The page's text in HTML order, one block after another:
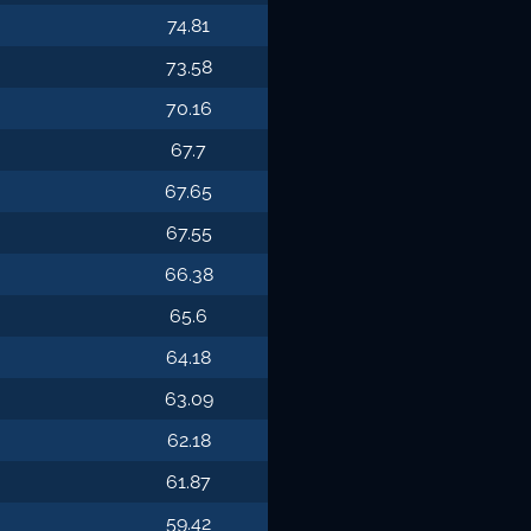
74.81
73.58
70.16
67.7
67.65
67.55
66.38
65.6
64.18
63.09
62.18
61.87
59.42